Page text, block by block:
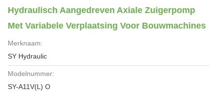
Hydraulisch Aangedreven Axiale Zuigerpomp
Met Variabele Verplaatsing Voor Bouwmachines
Merknaam:
SY Hydraulic
Modelnummer:
SY-A11V(L) O